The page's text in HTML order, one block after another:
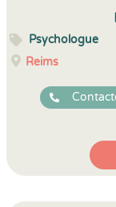
Psychologue
Reims